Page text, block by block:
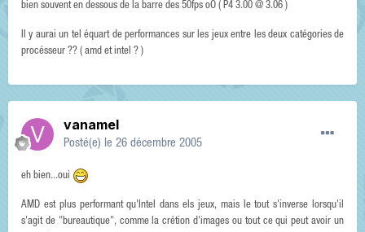
bien souvent en dessous de la barre des 50fps oO ( P4 3.00 @ 3.06 )
Il y aurai un tel équart de performances sur les jeux entre les deux catégories de
procésseur ?? ( amd et intel ? )
vanamel
Posté(e) le 26 décembre 2005
eh bien...oui
AMD est plus performant qu'Intel dans els jeux, mais le tout s'inverse lorsqu'il
s'agit de "bureautique", comme la crétion d'images ou tout ce qui peut avoir un